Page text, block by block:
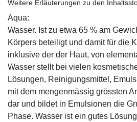
Weitere Erläuterungen zu den
Aqua:
Wasser. Ist zu etwa 65 % am
Körpers beteiligt und damit für die
inklusive der der Haut, von
Wasser stellt bei vielen
Lösungen, Reinigungsmittel,
mit dem mengenmässig grössten
dar und bildet in Emulsionen die
Phase. Wasser ist ein gutes